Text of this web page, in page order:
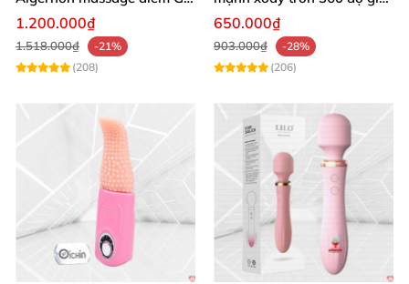
Mua ngay hôm nay để sở hữu sự tự tin rạng rỡ –
Chúng tôi sẵn sàng giao hàng siêu tốc! 🚀
12 chế độ
1.200.000₫
1.518.000₫
-21%
(208)
rẻ chất lượng
650.000₫
903.000₫
-28%
(206)